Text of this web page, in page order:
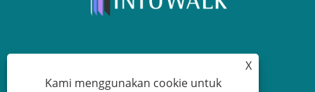
X
Kami menggunakan cookie untuk